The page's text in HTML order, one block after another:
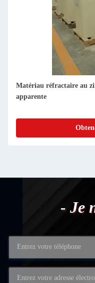
Produits de zirconium
avec une teneur en TiO2 ≤
- Je